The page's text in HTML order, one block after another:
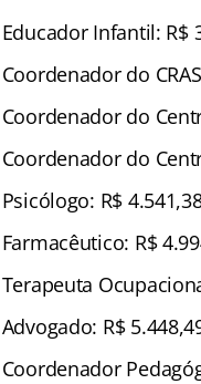
Educador Infantil: R$
Coordenador do
Coordenador do
Coordenador do
Psicólogo: R$
Farmacêutico: R$
Terapeuta
Advogado: R$
Coordenador